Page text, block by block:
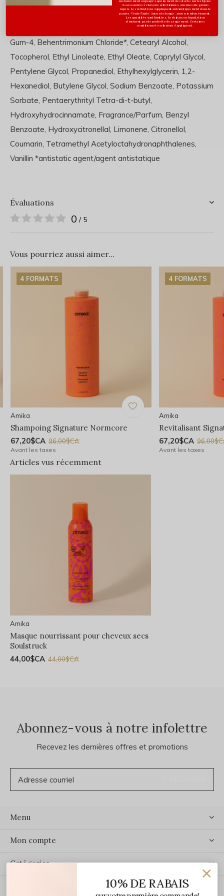
Musa Sapientum (Banana/Banane) Fruit Extract, Ananas
Sativus (Pineapple/Ananas) Fruit Extract, Biosaccharide
Gum-4, Behentrimonium Chloride*, Cetearyl Alcohol,
Tocopherol, Ethyl Linoleate, Ethyl Oleate, Caprylyl Glycol,
Pentylene Glycol, Propanediol, Ethylhexylglycerin, 1,2-
Hexanediol, Butylene Glycol, Sodium Benzoate, Potassium
Sorbate, Pentaerythrityl Tetra-di-t-butyl,
Hydroxyhydrocinnamate, Fragrance/Parfum, Benzyl
Benzoate, Hydroxycitronellal, Limonene, Citronellol,
Coumarin, Tetramethyl Acetyloctahydronaphthalenes,
Vanillin *antistatic agent/agent antistatique
Évaluations
0 / 5
Vous pourriez aussi aimer...
4 FORMATS
Amika
Shampoing Signature Normcore
67,20$CA 96,00$CA
Avant les taxes
4 FORMATS
Amika
Revitalisant
67,20$CA
Avant les taxes
Articles vus récemment
Amika
Masque nourrissant pour cheveux secs
Soulstruck
44,00$CA 44,00$CA
Abonnez-vous à notre infolettre
Recevez les dernières offres et promotions
Menu
Mon compte
Catégories
& accessoires à cheveux sélectionnés. Aucun code promo
requis. Les réductions s’appliquent automatiquement dans le
panier. Vente finale. Aucun échange, aucun remboursement.
Les quantités sont limitées. Les bijoux en liquidation
n'incluent pas de pochette de rangement. Certaines
conditions et exclusions s'appliquent.
10% DE RABAIS